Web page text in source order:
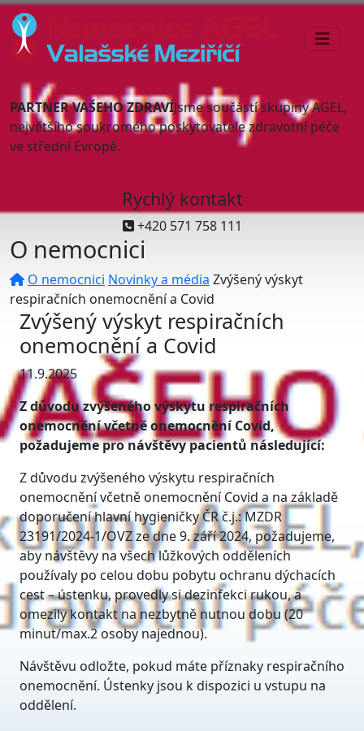
PARTNER VAŠEHO ZDRAVÍJsme součástí skupiny AGEL,
největšího soukromého poskytovatele zdravotní péče
ve střední Evropě.
Rychlý kontakt
+420 571 758 111
O nemocnici
O nemocnici Novinky a média Zvýšený výskyt
respiračních onemocnění a Covid
Zvýšený výskyt respiračních
onemocnění a Covid
11.9.2025
Z důvodu zvýšeného výskytu respiračních
onemocnění včetně onemocnění Covid,
požadujeme pro návštěvy pacientů následující:
Z důvodu zvýšeného výskytu respiračních
onemocnění včetně onemocnění Covid a na základě
doporučení hlavní hygieničky ČR č.j.: MZDR
23191/2024-1/OVZ ze dne 9. září 2024, požadujeme,
aby návštěvy na všech lůžkových odděleních
používaly po celou dobu pobytu ochranu dýchacích
cest – ústenku, provedly si dezinfekci rukou, a
omezily kontakt na nezbytně nutnou dobu (20
minut/max.2 osoby najednou).
Návštěvu odložte, pokud máte příznaky respiračního
onemocnění. Ústenky jsou k dispozici u vstupu na
oddělení.